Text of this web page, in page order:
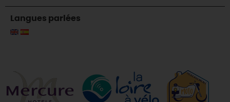
Langues parlées